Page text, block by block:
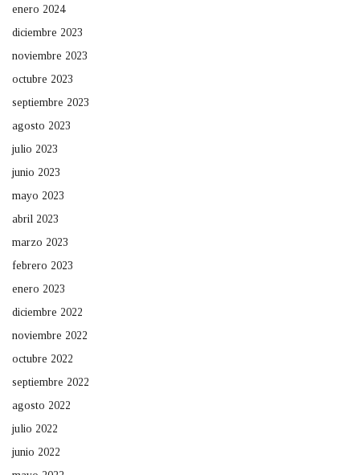
enero 2024
diciembre 2023
noviembre 2023
octubre 2023
septiembre 2023
agosto 2023
julio 2023
junio 2023
mayo 2023
abril 2023
marzo 2023
febrero 2023
enero 2023
diciembre 2022
noviembre 2022
octubre 2022
septiembre 2022
agosto 2022
julio 2022
junio 2022